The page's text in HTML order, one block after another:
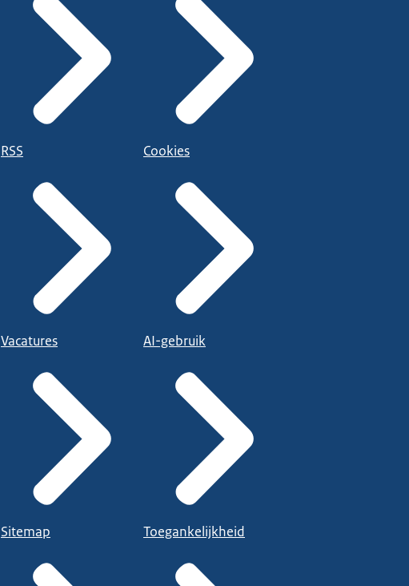
RSS
Vacatures
Sitemap
Cookies
AI-gebruik
Toegankelijkheid